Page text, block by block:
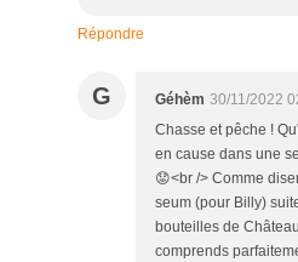
Répondre
G Géhèm 30/11/2022
Chasse et pêche !
en cause dans une
😟<br /> Comme
seum (pour Billy)
bouteilles de
comprends